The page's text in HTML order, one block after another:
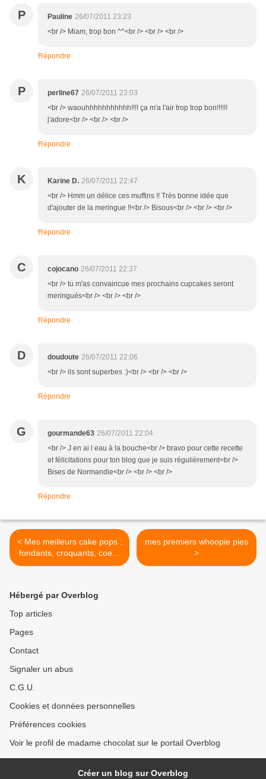
P Pauline 26/07/2011 23:23
<br /> Miam, trop bon ^^<br /> <br /> <br />
Répondre
P perline67 26/07/2011 23:03
<br /> waouhhhhhhhhhhh!!!! ça m'a l'air trop trop bon!!!!!!
j'adore<br /> <br /> <br />
Répondre
K Karine D. 26/07/2011 22:47
<br /> Hmm un délice ces muffins !! Très bonne idée que
d'ajouter de la meringue !!<br /> Bisous<br /> <br /> <br />
Répondre
C cojocano 26/07/2011 22:37
<br /> tu m'as convaincue mes prochains cupcakes seront
meringués<br /> <br /> <br />
Répondre
D doudoute 26/07/2011 22:06
<br /> ils sont superbes :)<br /> <br /> <br />
Répondre
G gourmande63 26/07/2011 22:04
<br /> J en ai l eau à la bouche<br /> bravo pour cette recette
et félicitations pour ton blog que je suis régulièrement<br />
Bises de Normandie<br /> <br /> <br />
Répondre
< Mes meilleurs cake pops :
fondants, croquants, coeur
croustillant
mes premiers whoopie pies
>
Hébergé par Overblog
Top articles
Pages
Contact
Signaler un abus
C.G.U.
Cookies et données personnelles
Préférences cookies
Voir le profil de madame chocolat sur le portail Overblog
Créer un blog sur Overblog